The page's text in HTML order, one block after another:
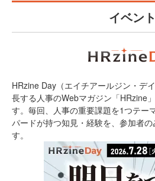
イベント
HRzine Day（エイチアールジン・デ
長する人事のWebマガジン「HRzine
す。毎回、人事の重要課題を1つテー
パードが持つ知見・経験を、参加者
す。